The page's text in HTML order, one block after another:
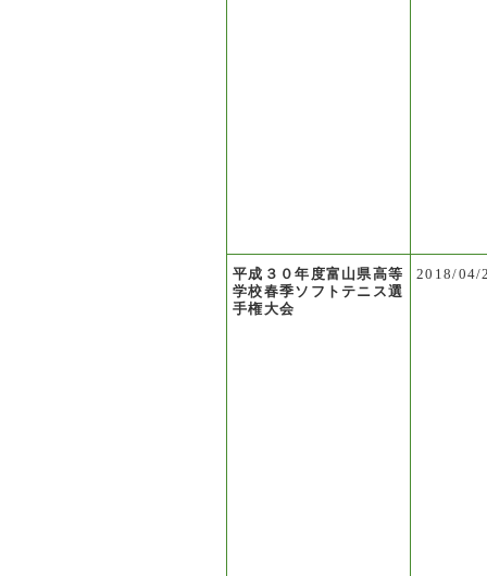
平成３０年度富山県高等
学校春季ソフトテニス選
手権大会
2018/04/